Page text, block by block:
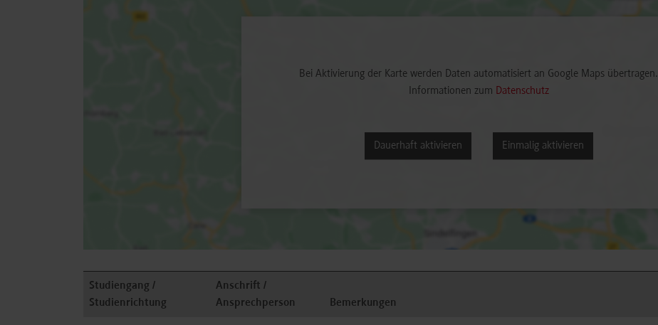
Bei Aktivierung der Karte werden Daten automatisiert an Google Maps übertragen.
Informationen zum Datenschutz
Dauerhaft aktivieren Einmalig aktivieren
Studiengang /
Studienrichtung
Anschrift /
Ansprechperson
Bemerkungen